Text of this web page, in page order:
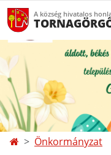
A község hivatalos
Önkormányzat